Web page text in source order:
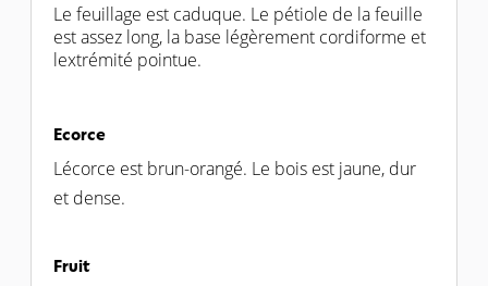
Le feuillage est caduque. Le pétiole de la feuille
est assez long, la base légèrement cordiforme et
lextrémité pointue.
Ecorce
Lécorce est brun-orangé. Le bois est jaune, dur
et dense.
Fruit